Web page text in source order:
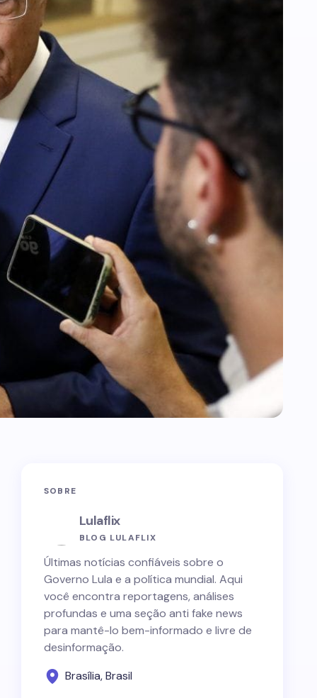
SOBRE
Lulaflix
BLOG LULAFLIX
Últimas notícias confiáveis sobre o
Governo Lula e a política mundial. Aqui
você encontra reportagens, análises
profundas e uma seção anti fake news
para mantê-lo bem-informado e livre de
desinformação.
Brasília, Brasil